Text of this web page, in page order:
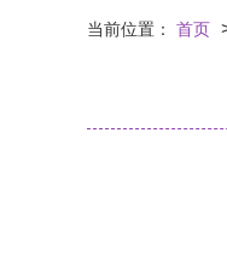
当前位置： 首页